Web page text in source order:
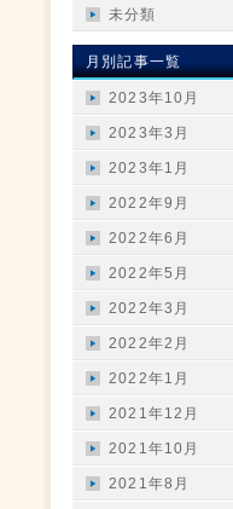
未分類
月別記事一覧
2023年10月
2023年3月
2023年1月
2022年9月
2022年6月
2022年5月
2022年3月
2022年2月
2022年1月
2021年12月
2021年10月
2021年8月